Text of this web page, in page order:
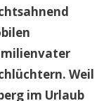
Weil
im Urlaub